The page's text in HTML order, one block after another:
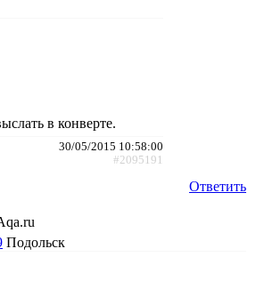
в конверте.
30/05/2015 10:58:00
#2095191
Ответить
Подольск